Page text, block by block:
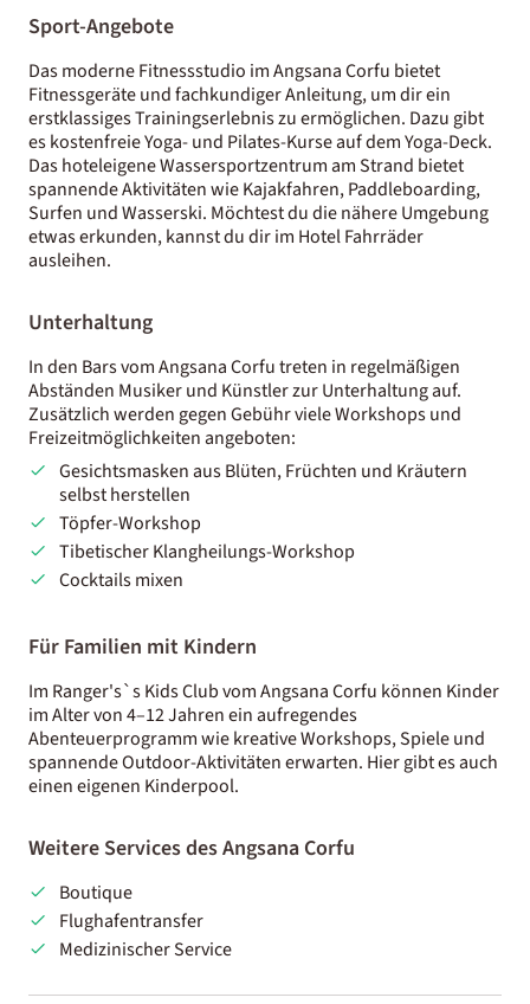
Sport-Angebote
Das moderne Fitnessstudio im Angsana Corfu bietet
Fitnessgeräte und fachkundiger Anleitung, um dir ein
erstklassiges Trainingserlebnis zu ermöglichen. Dazu gibt
es kostenfreie Yoga- und Pilates-Kurse auf dem Yoga-Deck.
Das hoteleigene Wassersportzentrum am Strand bietet
spannende Aktivitäten wie Kajakfahren, Paddleboarding,
Surfen und Wasserski. Möchtest du die nähere Umgebung
etwas erkunden, kannst du dir im Hotel Fahrräder
ausleihen.
Unterhaltung
In den Bars vom Angsana Corfu treten in regelmäßigen
Abständen Musiker und Künstler zur Unterhaltung auf.
Zusätzlich werden gegen Gebühr viele Workshops und
Freizeitmöglichkeiten angeboten:
Gesichtsmasken aus Blüten, Früchten und Kräutern
selbst herstellen
Töpfer-Workshop
Tibetischer Klangheilungs-Workshop
Cocktails mixen
Für Familien mit Kindern
Im Ranger's`s Kids Club vom Angsana Corfu können Kinder
im Alter von 4–12 Jahren ein aufregendes
Abenteuerprogramm wie kreative Workshops, Spiele und
spannende Outdoor-Aktivitäten erwarten. Hier gibt es auch
einen eigenen Kinderpool.
Weitere Services des Angsana Corfu
Boutique
Flughafentransfer
Medizinischer Service